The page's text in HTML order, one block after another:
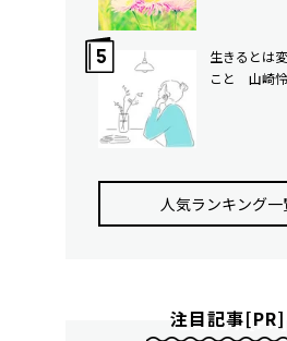
生きるとは
こと 山崎
人気ランキング⼀
注目記事[PR]